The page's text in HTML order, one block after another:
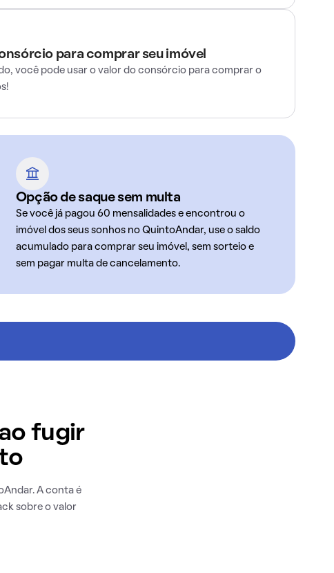
para comprar seu imóvel
você pode usar o valor do consórcio para comprar o
Opção de saque sem multa
Se você já pagou 60 mensalidades e encontrou o
imóvel dos seus sonhos no QuintoAndar, use o saldo
acumulado para comprar seu imóvel, sem sorteio e
sem pagar multa de cancelamento.
fugir
A conta é
sobre o valor